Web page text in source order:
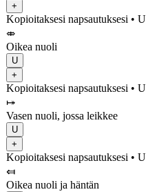
+
Kopioitaksesi napsautuksesi • U
⤄
Oikea nuoli
U
+
Kopioitaksesi napsautuksesi • U
⤅
Vasen nuoli, jossa leikkee
U
+
Kopioitaksesi napsautuksesi • U
⤆
Oikea nuoli ja häntän